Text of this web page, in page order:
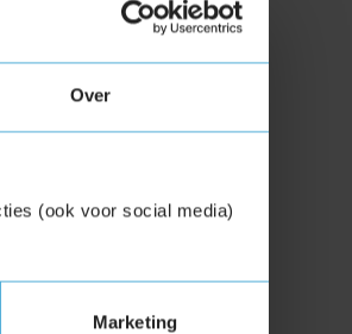
Over
(ook voor social media)
Marketing